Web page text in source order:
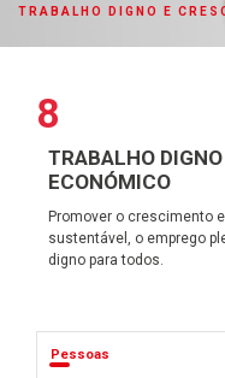
TRABALHO DIGNO E
8
TRABALHO
ECONÓMICO
Promover o crescimento
sustentável, o emprego
digno para todos.
Pessoas